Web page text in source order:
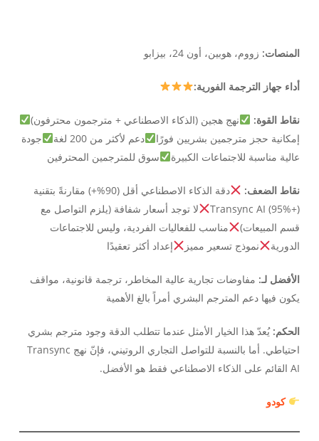
المنصات: زووم، هوبين، أون 24، بيزابو
أداء جهاز الترجمة الفورية:
نقاط القوة:
نهج هجين (الذكاء الاصطناعي + مترجمون محترفون)
إمكانية حجز مترجمين بشريين فورًا
دعم لأكثر من 200 لغة
جودة
عالية مناسبة للاجتماعات الكبيرة
سوق للمترجمين المحترفين
نقاط الضعف:
دقة الذكاء الاصطناعي أقل (90%+) مقارنةً بتقنية
Transync AI (95%+)
لا توجد أسعار شفافة (يلزم التواصل مع
قسم المبيعات)
مناسب للفعاليات الفردية، وليس للاجتماعات
الدورية
نموذج تسعير مميز إعداد أكثر تعقيدًا
الأفضل لـ: مفاوضات تجارية عالية المخاطر، ترجمة قانونية، مواقف
يكون فيها دعم المترجم البشري أمراً بالغ الأهمية
الحكم: يُعدّ هذا الخيار الأمثل عندما تتطلب الدقة وجود مترجم بشري
احتياطي. أما بالنسبة للتواصل التجاري الروتيني، فإنّ نهج Transync
AI القائم على الذكاء الاصطناعي فقط هو الأفضل.
كودو
Nederlands